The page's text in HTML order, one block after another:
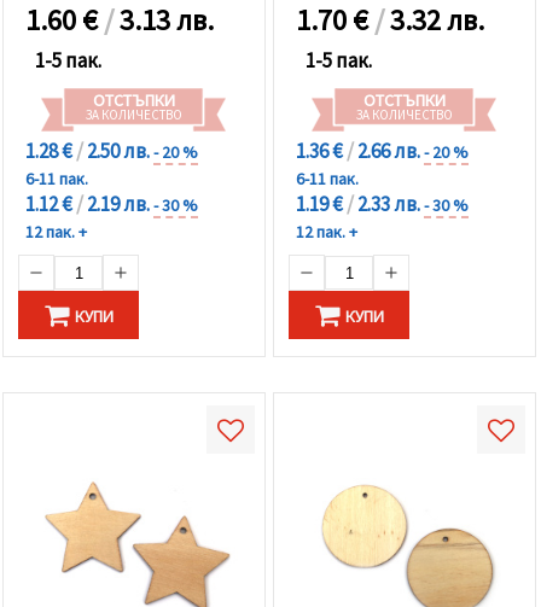
1.60€/3.13 лв.
1-5 пак.
ОТСТЪПКИ
ЗА КОЛИЧЕСТВО
1.28 €/2.50 лв.- 20 %
6-11 пак.
1.12 €/2.19 лв.- 30 %
12 пак. +
КУПИ
1.70€/3.32 лв.
1-5 пак.
ОТСТЪПКИ
ЗА КОЛИЧЕСТВО
1.36 €/2.66 лв.- 20 %
6-11 пак.
1.19 €/2.33 лв.- 30 %
12 пак. +
КУПИ